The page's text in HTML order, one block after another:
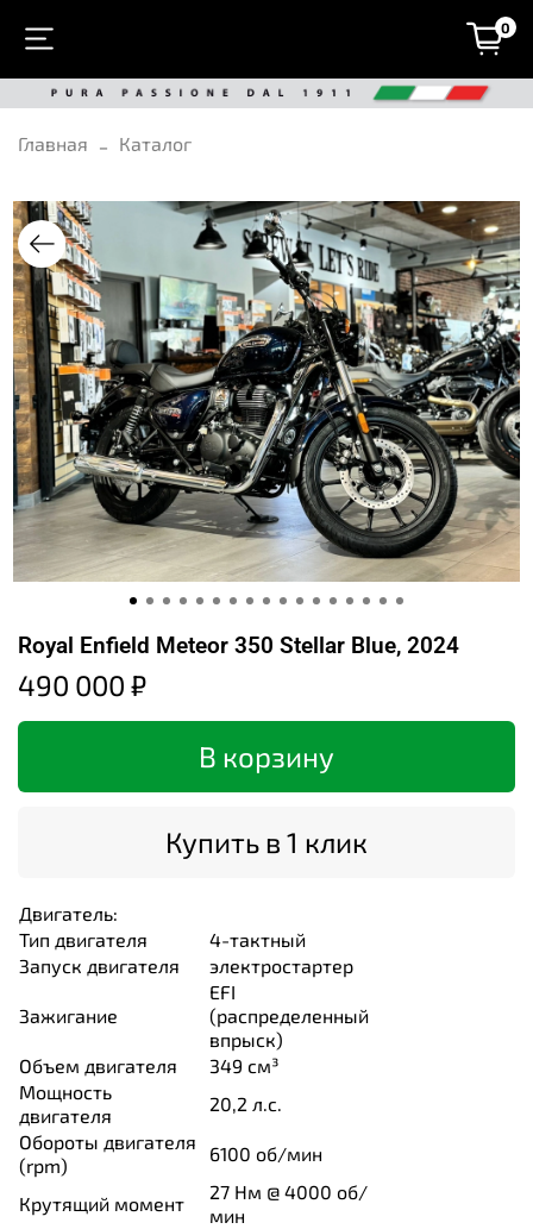
0
Главная Каталог
Royal Enfield Meteor 350 Stellar Blue, 2024
490 000 ₽
В корзину
Купить в 1 клик
Двигатель:
Тип двигателя
4-тактный
Запуск двигателя
электростартер
Зажигание
EFI
(распределенный
впрыск)
Объем двигателя
349 см³
Мощность
двигателя
20,2 л.с.
Обороты двигателя
(rpm)
6100 об/мин
Крутящий момент
27 Нм @ 4000 об/
мин